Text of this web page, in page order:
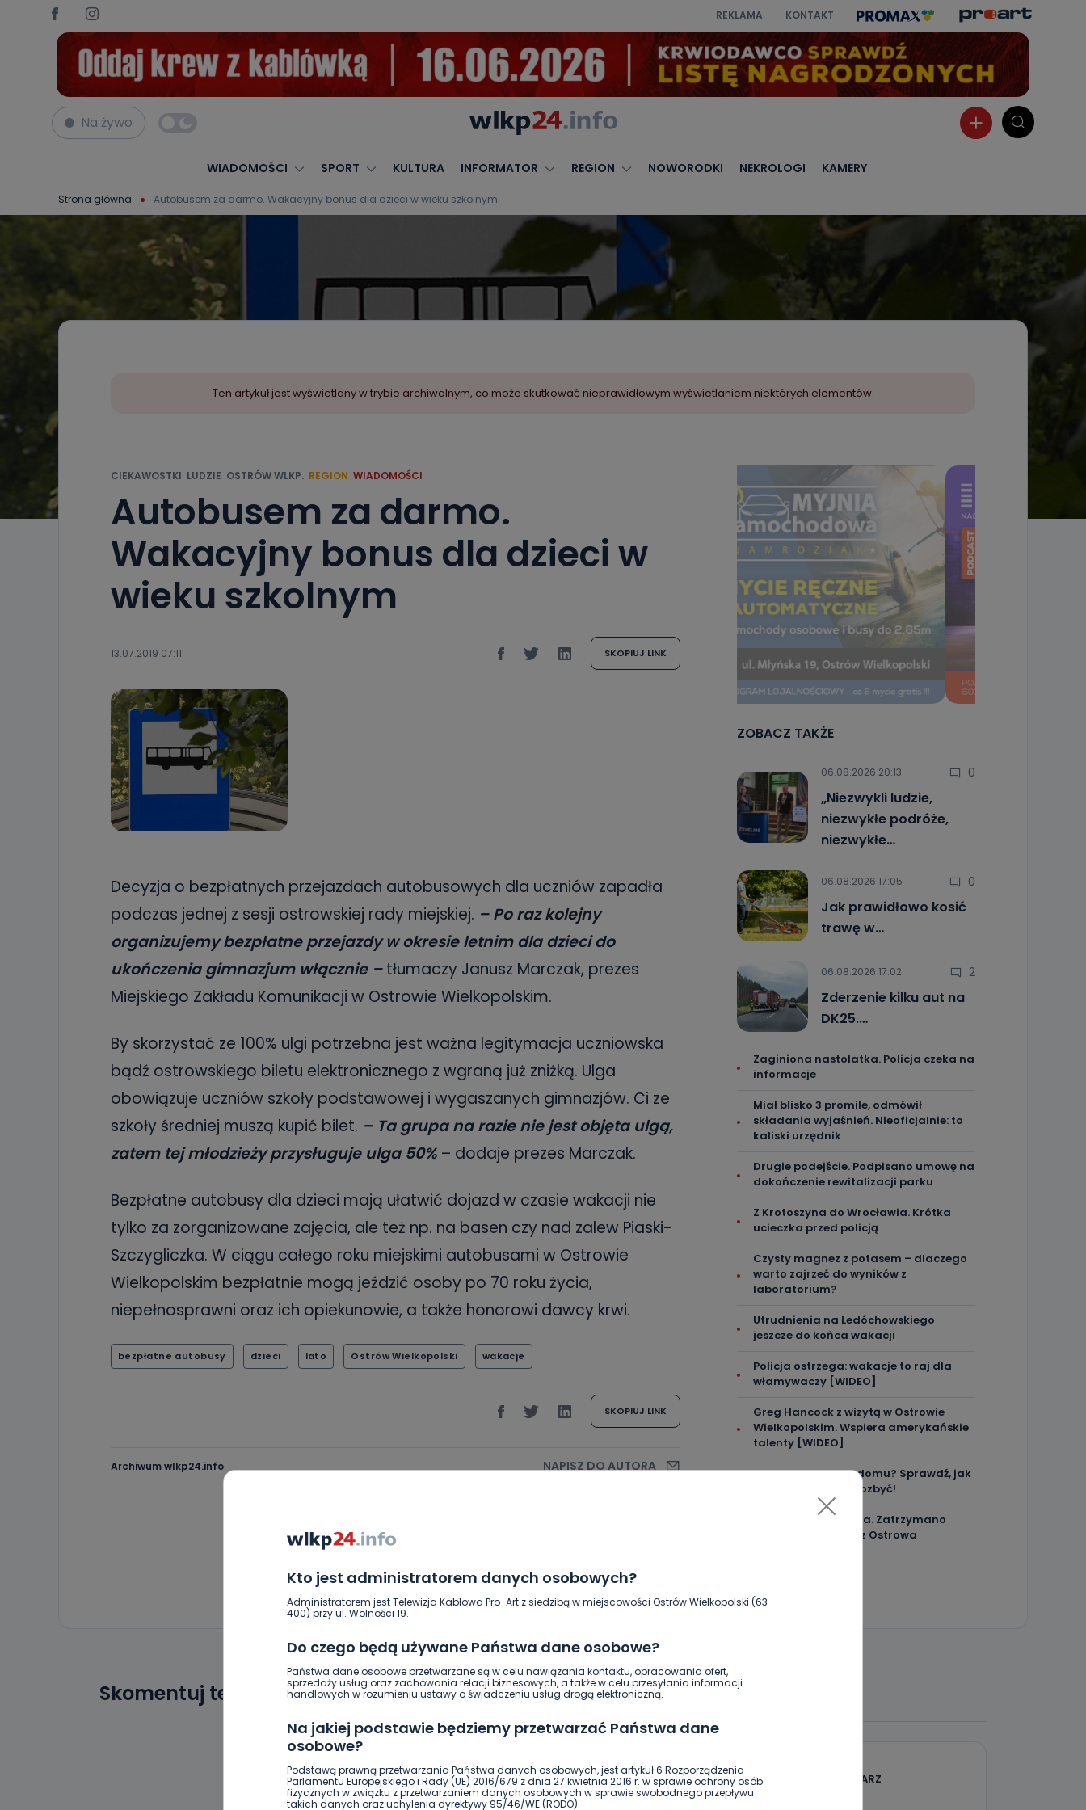
REKLAMA KONTAKT
Na żywo
WIADOMOŚCI SPORT KULTURA INFORMATOR REGION NOWORODKI NEKROLOGI KAMERY
Strona główna Autobusem za darmo. Wakacyjny bonus dla dzieci w wieku szkolnym
Kto jest administratorem danych osobowych?
Administratorem jest Telewizja Kablowa Pro-Art z siedzibą w miejscowości Ostrów Wielkopolski (63-
400) przy ul. Wolności 19.
Do czego będą używane Państwa dane osobowe?
Państwa dane osobowe przetwarzane są w celu nawiązania kontaktu, opracowania ofert,
sprzedaży usług oraz zachowania relacji biznesowych, a także w celu przesyłania informacji
handlowych w rozumieniu ustawy o świadczeniu usług drogą elektroniczną.
Na jakiej podstawie będziemy przetwarzać Państwa dane
osobowe?
Podstawą prawną przetwarzania Państwa danych osobowych, jest artykuł 6 Rozporządzenia
Parlamentu Europejskiego i Rady (UE) 2016/679 z dnia 27 kwietnia 2016 r. w sprawie ochrony osób
fizycznych w związku z przetwarzaniem danych osobowych w sprawie swobodnego przepływu
takich danych oraz uchylenia dyrektywy 95/46/WE (RODO).
Ten artykuł jest wyświetlany w trybie archiwalnym, co może skutkować nieprawidłowym wyświetlaniem niektórych elementów.
CIEKAWOSTKI LUDZIE OSTRÓW WLKP. REGION WIADOMOŚCI
Autobusem za darmo.
Wakacyjny bonus dla dzieci w
wieku szkolnym
13.07.2019 07:11 SKOPIUJ LINK
Decyzja o bezpłatnych przejazdach autobusowych dla uczniów zapadła
podczas jednej z sesji ostrowskiej rady miejskiej. – Po raz kolejny
organizujemy bezpłatne przejazdy w okresie letnim dla dzieci do
ukończenia gimnazjum włącznie –tłumaczy Janusz Marczak, prezes
Miejskiego Zakładu Komunikacji w Ostrowie Wielkopolskim.
By skorzystać ze 100% ulgi potrzebna jest ważna legitymacja uczniowska
bądź ostrowskiego biletu elektronicznego z wgraną już zniżką. Ulga
obowiązuje uczniów szkoły podstawowej i wygaszanych gimnazjów. Ci ze
szkoły średniej muszą kupić bilet. – Ta grupa na razie nie jest objęta ulgą,
zatem tej młodzieży przysługuje ulga 50% – dodaje prezes Marczak.
Bezpłatne autobusy dla dzieci mają ułatwić dojazd w czasie wakacji nie
tylko za zorganizowane zajęcia, ale też np. na basen czy nad zalew Piaski-
Szczygliczka. W ciągu całego roku miejskimi autobusami w Ostrowie
Wielkopolskim bezpłatnie mogą jeździć osoby po 70 roku życia,
niepełnosprawni oraz ich opiekunowie, a także honorowi dawcy krwi.
bezpłatne autobusy dzieci lato Ostrów Wielkopolski wakacje
SKOPIUJ LINK
Archiwum wlkp24.info NAPISZ DO AUTORA
ZOBACZ TAKŻE
06.08.2026 20:13 0
„Niezwykli ludzie,
niezwykłe podróże,
niezwykłe…
06.08.2026 17:05 0
Jak prawidłowo kosić
trawę w…
06.08.2026 17:02 2
Zderzenie kilku aut na
DK25.…
Zaginiona nastolatka. Policja czeka na
informacje
Miał blisko 3 promile, odmówił
składania wyjaśnień. Nieoficjalnie: to
kaliski urzędnik
Drugie podejście. Podpisano umowę na
dokończenie rewitalizacji parku
Z Krotoszyna do Wrocławia. Krótka
ucieczka przed policją
Czysty magnez z potasem – dlaczego
warto zajrzeć do wyników z
laboratorium?
Utrudnienia na Ledóchowskiego
jeszcze do końca wakacji
Policja ostrzega: wakacje to raj dla
włamywaczy [WIDEO]
Greg Hancock z wizytą w Ostrowie
Wielkopolskim. Wspiera amerykańskie
talenty [WIDEO]
Masz karaluchy w domu? Sprawdź, jak
skutecznie się ich pozbyć!
Bójka z użyciem noża. Zatrzymano
czterech mężczyzn z Ostrowa
Skomentuj ten wpis jako pierwszy! DOŁĄCZ DO DYSKUSJI
DODAJ SWÓJ KOMENTARZ